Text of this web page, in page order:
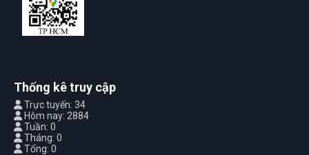
Thống kê truy cập
Trực tuyến: 34
Hôm nay: 2884
Tuần: 0
Tháng: 0
Tổng: 0